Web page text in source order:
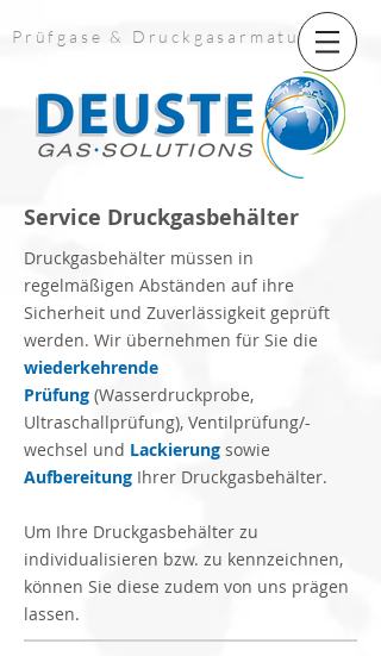
Prüfgase & Druckgasarmaturen
Service Druckgasbehälter
Druckgasbehälter müssen in
regelmäßigen Abständen auf ihre
Sicherheit und Zuverlässigkeit geprüft
werden. Wir übernehmen für Sie die
wiederkehrende
Prüfung (Wasserdruckprobe,
Ultraschallprüfung), Ventilprüfung/-
wechsel und Lackierung sowie
Aufbereitung Ihrer Druckgasbehälter.
Um Ihre Druckgasbehälter zu
individualisieren bzw. zu kennzeichnen,
können Sie diese zudem von uns prägen
lassen.